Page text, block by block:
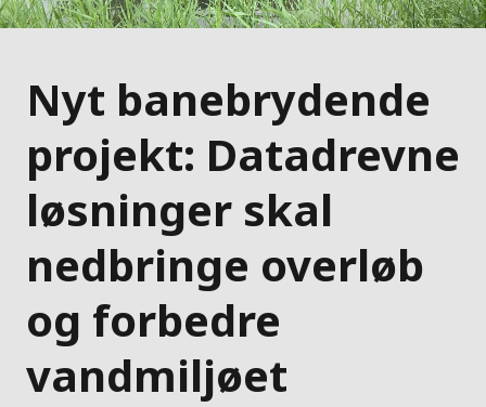
Nyt banebrydende
projekt: Datadrevne
løsninger skal
nedbringe overløb
og forbedre
vandmiljøet